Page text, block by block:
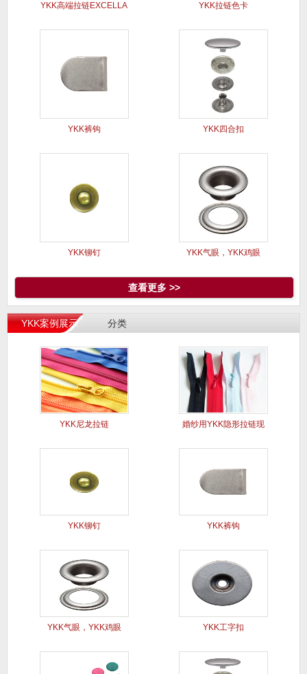
YKK高端拉链EXCELLA YKK拉链色卡
YKK裤钩 YKK四合扣
YKK铆钉 YKK气眼，YKK鸡眼
查看更多 >>
YKK案例展示 分类
YKK尼龙拉链 婚纱用YKK隐形拉链现
YKK铆钉 YKK裤钩
YKK气眼，YKK鸡眼 YKK工字扣